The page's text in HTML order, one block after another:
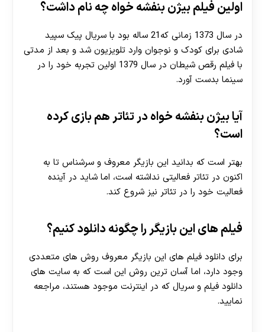
اولین فیلم بیژن بنفشه خواه چه نام داشت؟
در سال 1373 زمانی که21 ساله بود با سریال پیک سپید
شادی برای کودک و نوجوان وارد تلویزیون شد و بعد از مدتی
با فیلم رقص شیطان در سال 1379 اولین تجربه خود را در
سینما بدست آورد.
آیا بیژن بنفشه خواه در تئاتر هم بازی کرده
است؟
بهتر است که بدانید این بازیگر معروف و سرشناس تا به
اکنون در تئاتر فعالیتی نداشته است، اما شاید در آینده
فعالیت خود را در تئاتر نیز شروع کند.
فیلم های این بازیگر را چگونه دانلود کنیم؟
برای دانلود فیلم های این بازیگر معروف روش‌ های متعددی
وجود دارد، اما آسان ترین روش این است که به سایت های
دانلود فیلم و سریال که در اینترنت موجود هستند، مراجعه
نمایید.